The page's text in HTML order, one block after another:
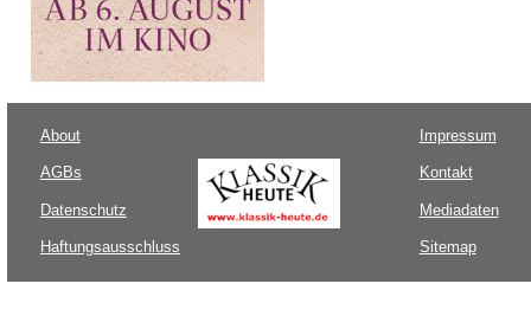
About
AGBs
Datenschutz
Haftungsausschluss
Impressum
Kontakt
Mediadaten
Sitemap